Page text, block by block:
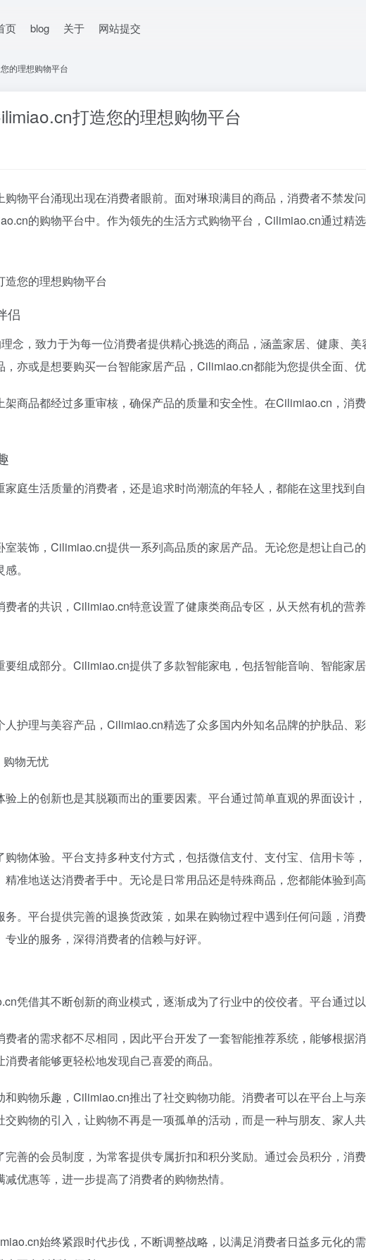
页 blog 关于 网站提交
的理想购物平台
打造您的理想购物平台
物平台涌现出现在消费者眼前。面对琳琅满目的商品，消费者不禁发
的购物平台中。作为领先的生活方式购物平台，Cilimiao.cn通过精
侣
念，致力于为每一位消费者提供精心挑选的商品，涵盖家居、健康、
亦或是想要购买一台智能家居产品，Cilimiao.cn都能为您提供全面、优
商品都经过多重审核，确保产品的质量和安全性。在Cilimiao.cn，消
庭生活质量的消费者，还是追求时尚潮流的年轻人，都能在这里找到
装饰，Cilimiao.cn提供一系列高品质的家居产品。无论您是想让自己
。
者的共识，Cilimiao.cn特意设置了健康类商品专区，从天然有机的营
组成部分。Cilimiao.cn提供了多款智能家电，包括智能音响、智能家
护理与美容产品，Cilimiao.cn精选了众多国内外知名品牌的护肤品、
物无忧
上的创新也是其脱颖而出的重要因素。平台通过简单直观的界面设计
物体验。平台支持多种支付方式，包括微信支付、支付宝、信用卡等
准地送达消费者手中。无论是日常用品还是特殊商品，您都能体验到高
。平台提供完善的退换货政策，如果在购物过程中遇到任何问题，消
业的服务，深得消费者的信赖与好评。
凭借其不断创新的商业模式，逐渐成为了行业中的佼佼者。平台通过
者的需求都不尽相同，因此平台开发了一套智能推荐系统，能够根据
费者能够更轻松地发现自己喜爱的商品。
购物乐趣，Cilimiao.cn推出了社交购物功能。消费者可以在平台上与
购物的引入，让购物不再是一项孤单的活动，而是一种与朋友、家人共
善的会员制度，为常客提供专属折扣和积分奖励。通过会员积分，消
优惠等，进一步提高了消费者的购物热情。
始终紧跟时代步伐，不断调整战略，以满足消费者日益多元化的